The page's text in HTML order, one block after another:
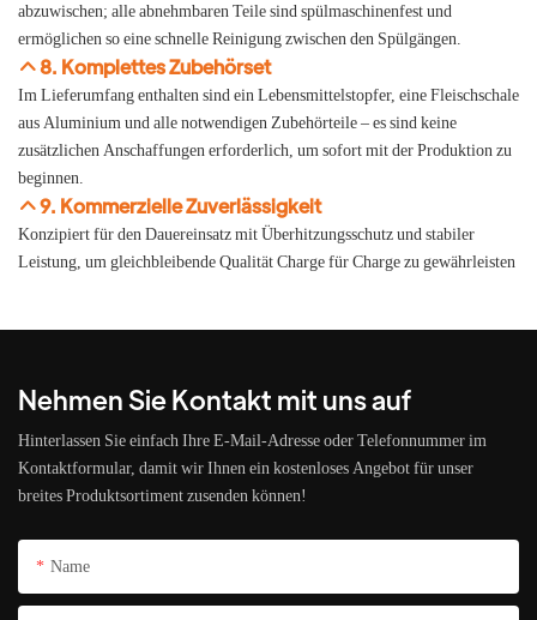
abzuwischen; alle abnehmbaren Teile sind spülmaschinenfest und
ermöglichen so eine schnelle Reinigung zwischen den Spülgängen.
8. Komplettes Zubehörset
Im Lieferumfang enthalten sind ein Lebensmittelstopfer, eine Fleischschale
aus Aluminium und alle notwendigen Zubehörteile – es sind keine
zusätzlichen Anschaffungen erforderlich, um sofort mit der Produktion zu
beginnen.
9. Kommerzielle Zuverlässigkeit
Konzipiert für den Dauereinsatz mit Überhitzungsschutz und stabiler
Leistung, um gleichbleibende Qualität Charge für Charge zu gewährleisten
Nehmen Sie Kontakt mit uns auf
Hinterlassen Sie einfach Ihre E-Mail-Adresse oder Telefonnummer im
Kontaktformular, damit wir Ihnen ein kostenloses Angebot für unser
breites Produktsortiment zusenden können!
Name